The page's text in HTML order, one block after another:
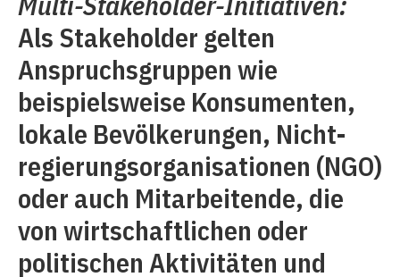
Als Stakeholder gelten
Anspruchsgruppen wie
beispielsweise Konsumenten,
lokale Bevölkerungen, Nicht­
regierungsorganisationen (NGO)
oder auch Mitarbeitende, die
von wirtschaftlichen oder
politischen Aktivitäten und